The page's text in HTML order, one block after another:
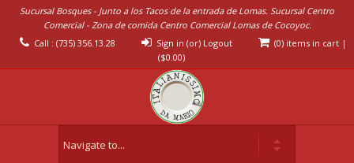
Sucursal Bosques - Junto a los Tacos de la entrada de Lomas. Sucursal Centro
Comercial - Zona de comida Centro Comercial Lomas de Cocoyoc.
Call : (735) 356.13.28
Sign in (or) Logout (0) items in cart|
($0.00)